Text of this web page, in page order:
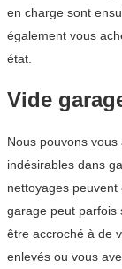
en charge sont
également vous
état.
Vide
Nous pouvons
indésirables dans
nettoyages peuvent
garage peut parfois
être accroché à de
enlevés ou vous